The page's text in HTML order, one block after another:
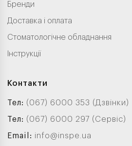
Бренди
Доставка і оплата
Стоматологічне обладнання
Інструкції
Контакти
Тел: (067) 6000 353 (Дзвінки)
Тел: (067) 6000 297 (Сервіс)
Email: info@inspe.ua